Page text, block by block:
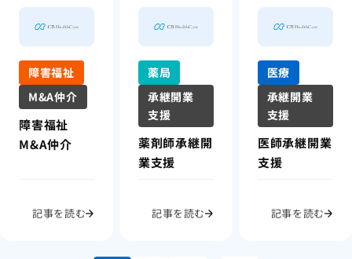
障害福祉
M&A仲介
障害福祉
M&A仲介
記事を読む
薬局
承継開業
支援
薬剤師承継開
業支援
記事を読む
医療
承継開業
支援
医師承継開業
支援
記事を読む